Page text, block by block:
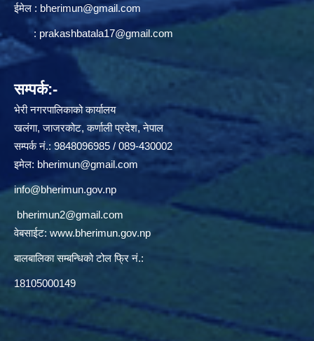
ईमेल : bherimun@gmail.com
: prakashbatala17@gmail.com
सम्पर्क:-
भेरी नगरपालिकाको कार्यालय
खलंगा, जाजरकोट, कर्णाली प्रदेश, नेपाल
सम्पर्क नं.: 9848096985 / 089-430002
इमेल: bherimun@gmail.com
info@bherimun.gov.np
bherimun2@gmail.com
वेबसाईट: www.bherimun.gov.np
बालबालिका सम्बन्धिको टोल फ्रि नं.:
18105000149